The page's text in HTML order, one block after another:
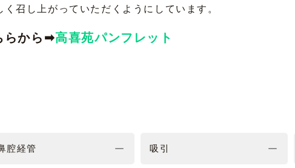
召し上がっていただくようにしています。
らから➡高喜苑パンフレット
腔経管 吸引